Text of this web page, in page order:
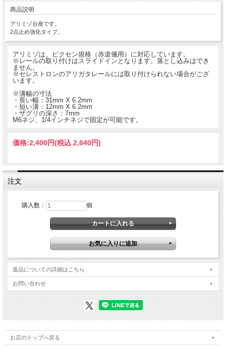
商品説明
アリミゾ台座です。
2点止め強化タイプ。
アリミゾは、ビクセン規格（赤道儀用）に対応しています。
※レールの取り付けはスライドインとなります。落とし込みはでき
ません。
※セレストロンのアリガタレールには取り付けられない場合がござ
います。
※溝幅の寸法
・長い幅：31mm X 6.2mm
・短い溝：12mm X 6.2mm
・ザグリの深さ：7mm
M6ネジ、1/4インチネジで固定が可能です。
価格:2,400円(税込 2,640円)
注文
購入数： 個
返品についての詳細はこちら
お問い合わせ
お店のトップへ戻る